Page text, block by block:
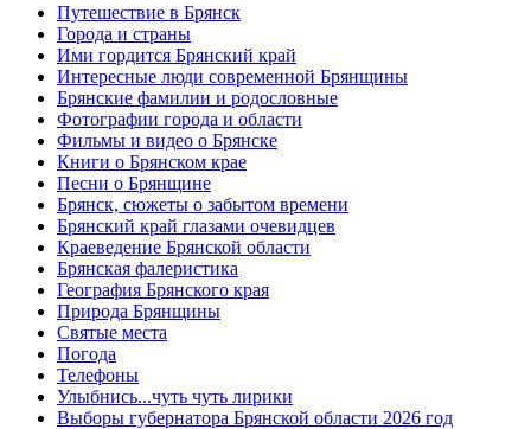
Путешествие в Брянск
Города и страны
Ими гордится Брянский край
Интересные люди современной Брянщины
Брянские фамилии и родословные
Фотографии города и области
Фильмы и видео о Брянске
Книги о Брянском крае
Песни о Брянщине
Брянск, сюжеты о забытом времени
Брянский край глазами очевидцев
Краеведение Брянской области
Брянская фалеристика
География Брянского края
Природа Брянщины
Святые места
Погода
Телефоны
Улыбнись...чуть чуть лирики
Выборы губернатора Брянской области 2026 год